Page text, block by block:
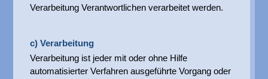
Verarbeitung Verantwortlichen verarbeitet werden.
c) Verarbeitung
Verarbeitung ist jeder mit oder ohne Hilfe
automatisierter Verfahren ausgeführte Vorgang oder